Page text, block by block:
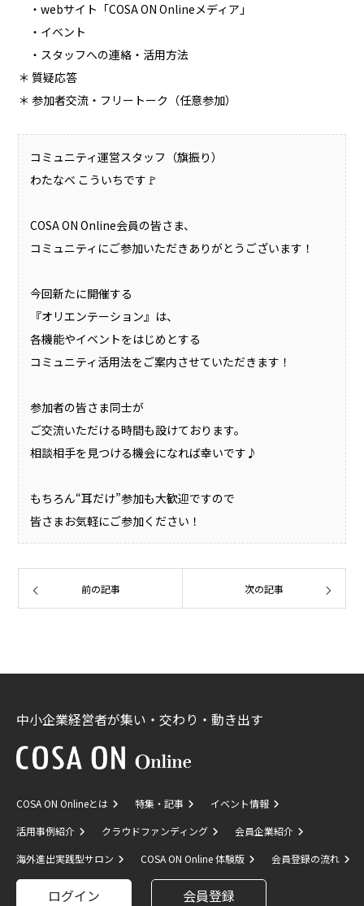
・webサイト「COSA ON Onlineメディア」
・イベント
・スタッフへの連絡・活用方法
＊ 質疑応答
＊ 参加者交流・フリートーク（任意参加）
コミュニティ運営スタッフ（旗振り）
わたなべ こういちです🚩
COSA ON Online会員の皆さま、
コミュニティにご参加いただきありがとうございます！
今回新たに開催する
『オリエンテーション』は、
各機能やイベントをはじめとする
コミュニティ活用法をご案内させていただきます！
参加者の皆さま同士が
ご交流いただける時間も設けております。
相談相手を見つける機会になれば幸いです♪
もちろん“耳だけ”参加も大歓迎ですので
皆さまお気軽にご参加ください！
前の記事 次の記事
中小企業経営者が集い・交わり・動き出す
COSA ON Onlineとは 特集・記事
イベント情報
活用事例紹介
クラウドファンディング
会員企業紹介
海外進出実践型サロン
COSA ON Online 体験版 会員登録の流れ
ログイン 会員登録